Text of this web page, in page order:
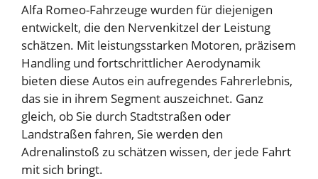
Alfa Romeo-Fahrzeuge wurden für diejenigen
entwickelt, die den Nervenkitzel der Leistung
schätzen. Mit leistungsstarken Motoren, präzisem
Handling und fortschrittlicher Aerodynamik
bieten diese Autos ein aufregendes Fahrerlebnis,
das sie in ihrem Segment auszeichnet. Ganz
gleich, ob Sie durch Stadtstraßen oder
Landstraßen fahren, Sie werden den
Adrenalinstoß zu schätzen wissen, der jede Fahrt
mit sich bringt.